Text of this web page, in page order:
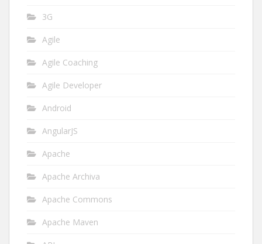
3G
Agile
Agile Coaching
Agile Developer
Android
AngularJS
Apache
Apache Archiva
Apache Commons
Apache Maven